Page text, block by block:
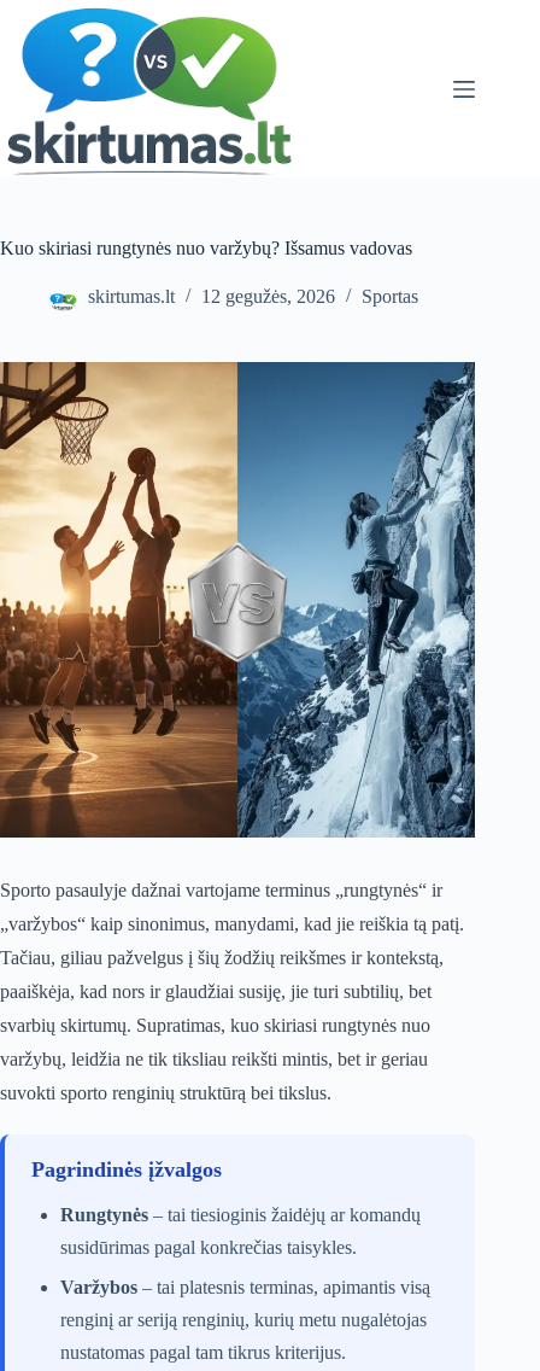
content
Kuo skiriasi rungtynės nuo varžybų? Išsamus vadovas
skirtumas.lt 12 gegužės, 2026 Sportas
Sporto pasaulyje dažnai vartojame terminus „rungtynės“ ir
„varžybos“ kaip sinonimus, manydami, kad jie reiškia tą patį.
Tačiau, giliau pažvelgus į šių žodžių reikšmes ir kontekstą,
paaiškėja, kad nors ir glaudžiai susiję, jie turi subtilių, bet
svarbių skirtumų. Supratimas, kuo skiriasi rungtynės nuo
varžybų, leidžia ne tik tiksliau reikšti mintis, bet ir geriau
suvokti sporto renginių struktūrą bei tikslus.
Pagrindinės įžvalgos
Rungtynės – tai tiesioginis žaidėjų ar komandų
susidūrimas pagal konkrečias taisykles.
Varžybos – tai platesnis terminas, apimantis visą
renginį ar seriją renginių, kurių metu nugalėtojas
nustatomas pagal tam tikrus kriterijus.